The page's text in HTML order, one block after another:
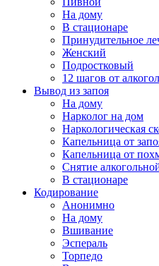
На дому
В стационаре
Принудительное
Женский
Подростковый
12 шагов от
Вывод из запоя
На дому
Нарколог на дом
Наркологическая
Капельница от
Капельница от
Снятие
В стационаре
Кодирование
Анонимно
На дому
Вшивание
Эспераль
Торпедо